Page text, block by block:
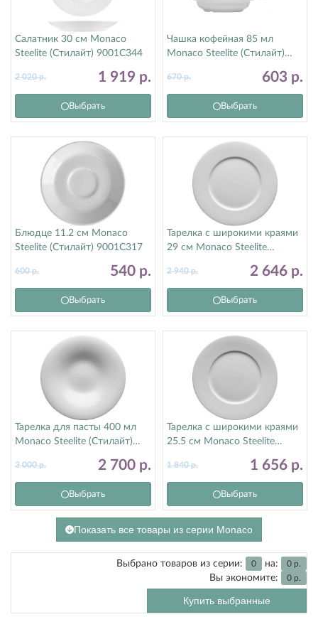
Салатник 30 см Monaco
Steelite (Стилайт) 9001C344
1 919 р.
2 020р.
Выбрать
Чашка кофейная 85 мл
Monaco Steelite (Стилайт)
603 р.
670р.
Выбрать
Блюдце 11.2 см Monaco
Steelite (Стилайт) 9001C317
540 р.
600р.
Выбрать
Тарелка с широкими краями
29 см Monaco Steelite
2 646 р.
2 940р.
Выбрать
Тарелка для пасты 400 мл
Monaco Steelite (Стилайт)
2 700 р.
3 000р.
Выбрать
Тарелка с широкими краями
25.5 см Monaco Steelite
1 656 р.
1 840р.
Выбрать
Показать все товары из серии Monaco
Выбрано товаров из серии: 0 на: 0 р.
Вы экономите: 0 р.
Купить выбранные